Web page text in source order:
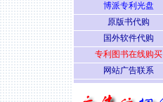
博派专利光盘
原版书代购
国外软件代购
专利图书在线购买
网站广告联系